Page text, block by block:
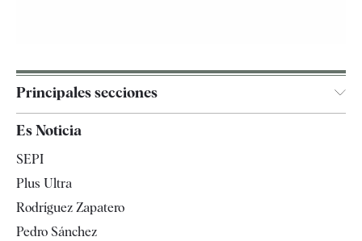
Principales secciones
España
Televisión
Es Noticia
SEPI
Plus Ultra
Rodríguez Zapatero
Pedro Sánchez